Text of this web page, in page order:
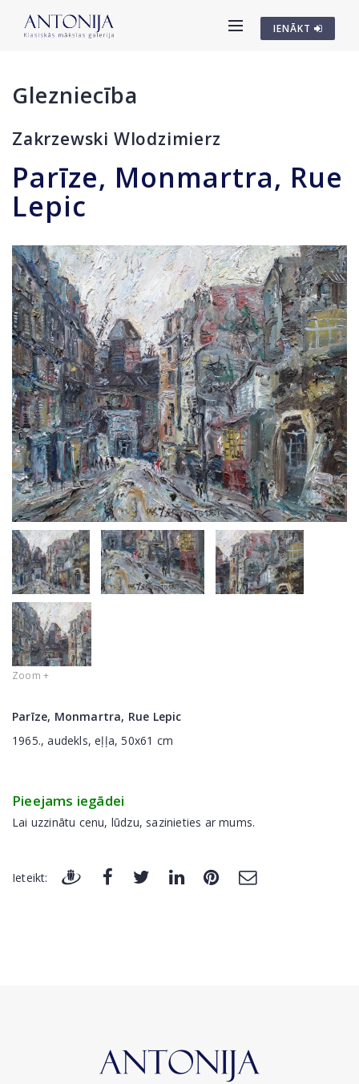
IENĀKT
Glezniecība
Zakrzewski Wlodzimierz
Parīze, Monmartra, Rue
Lepic
Zoom +
Parīze, Monmartra, Rue Lepic
1965., audekls, eļļa, 50x61 cm
Pieejams iegādei
Lai uzzinātu cenu, lūdzu, sazinieties ar mums.
Ieteikt: